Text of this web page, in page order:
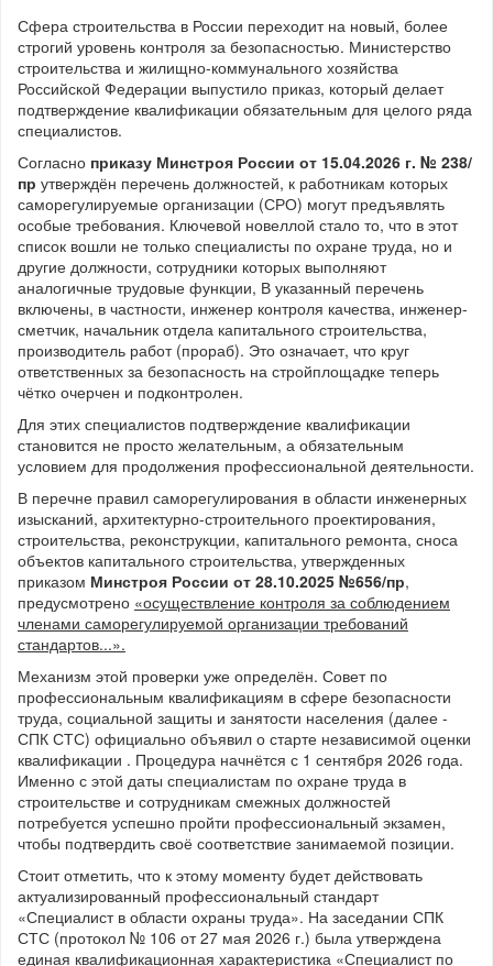
Сфера строительства в России переходит на новый, более
строгий уровень контроля за безопасностью. Министерство
строительства и жилищно-коммунального хозяйства
Российской Федерации выпустило приказ, который делает
подтверждение квалификации обязательным для целого ряда
специалистов.
Согласно приказу Минстроя России от 15.04.2026 г. № 238/
пр утверждён перечень должностей, к работникам которых
саморегулируемые организации (СРО) могут предъявлять
особые требования. Ключевой новеллой стало то, что в этот
список вошли не только специалисты по охране труда, но и
другие должности, сотрудники которых выполняют
аналогичные трудовые функции, В указанный перечень
включены, в частности, инженер контроля качества, инженер-
сметчик, начальник отдела капитального строительства,
производитель работ (прораб). Это означает, что круг
ответственных за безопасность на стройплощадке теперь
чётко очерчен и подконтролен.
Для этих специалистов подтверждение квалификации
становится не просто желательным, а обязательным
условием для продолжения профессиональной деятельности.
В перечне правил саморегулирования в области инженерных
изысканий, архитектурно-строительного проектирования,
строительства, реконструкции, капитального ремонта, сноса
объектов капитального строительства, утвержденных
приказом Минстроя России от 28.10.2025 №656/пр,
предусмотрено «осуществление контроля за соблюдением
членами саморегулируемой организации требований
стандартов...».
Механизм этой проверки уже определён. Совет по
профессиональным квалификациям в сфере безопасности
труда, социальной защиты и занятости населения (далее -
СПК СТС) официально объявил о старте независимой оценки
квалификации . Процедура начнётся с 1 сентября 2026 года.
Именно с этой даты специалистам по охране труда в
строительстве и сотрудникам смежных должностей
потребуется успешно пройти профессиональный экзамен,
чтобы подтвердить своё соответствие занимаемой позиции.
Стоит отметить, что к этому моменту будет действовать
актуализированный профессиональный стандарт
«Специалист в области охраны труда». На заседании СПК
СТС (протокол № 106 от 27 мая 2026 г.) была утверждена
единая квалификационная характеристика «Специалист по